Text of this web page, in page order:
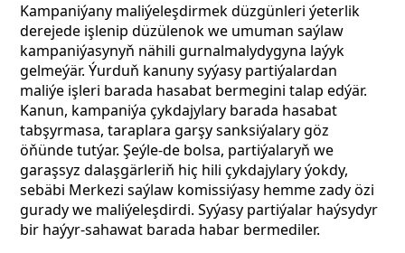
Kampaniýany maliýeleşdirmek düzgünleri ýeterlik
derejede işlenip düzülenok we umuman saýlaw
kampaniýasynyň nähili gurnalmalydygyna laýyk
gelmeýär. Ýurduň kanuny syýasy partiýalardan
maliýe işleri barada hasabat bermegini talap edýär.
Kanun, kampaniýa çykdajylary barada hasabat
tabşyrmasa, taraplara garşy sanksiýalary göz
öňünde tutýar. Şeýle-de bolsa, partiýalaryň we
garaşsyz dalaşgärleriň hiç hili çykdajylary ýokdy,
sebäbi Merkezi saýlaw komissiýasy hemme zady özi
gurady we maliýeleşdirdi. Syýasy partiýalar haýsydyr
bir haýyr-sahawat barada habar bermediler.